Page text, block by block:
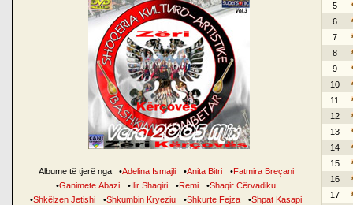
Albume të tjerë nga •Adelina Ismajli •Anita Bitri •Fatmira Breçani
•Ganimete Abazi •Ilir Shaqiri •Remi •Shaqir Cërvadiku
•Shkëlzen Jetishi •Shkumbin Kryeziu •Shkurte Fejza •Shpat Kasapi
5
6
7
8
9
10
11
12
13
14
15
16
17